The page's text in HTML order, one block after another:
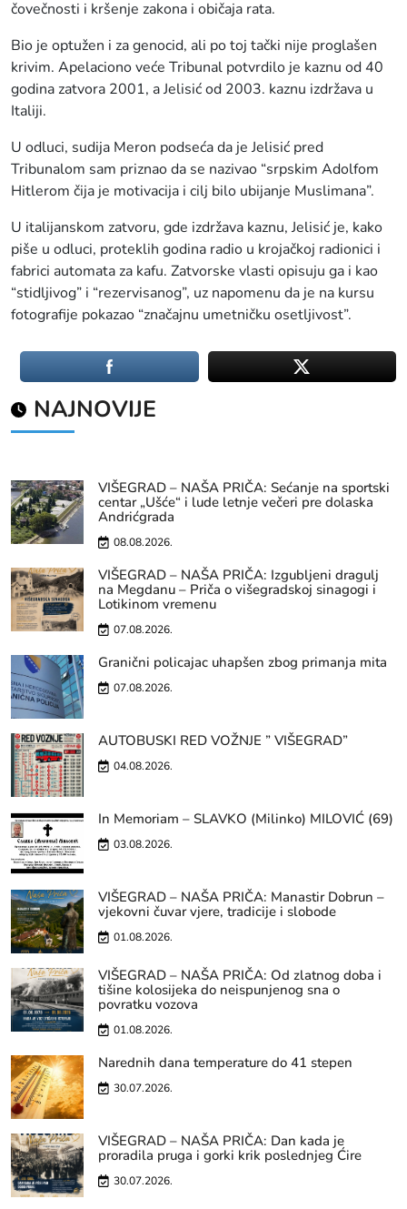
čovečnosti i kršenje zakona i običaja rata.
Bio je optužen i za genocid, ali po toj tački nije proglašen
krivim. Apelaciono veće Tribunal potvrdilo je kaznu od 40
godina zatvora 2001, a Jelisić od 2003. kaznu izdržava u
Italiji.
U odluci, sudija Meron podseća da je Jelisić pred
Tribunalom sam priznao da se nazivao “srpskim Adolfom
Hitlerom čija je motivacija i cilj bilo ubijanje Muslimana”.
U italijanskom zatvoru, gde izdržava kaznu, Jelisić je, kako
piše u odluci, proteklih godina radio u krojačkoj radionici i
fabrici automata za kafu. Zatvorske vlasti opisuju ga i kao
“stidljivog” i “rezervisanog”, uz napomenu da je na kursu
fotografije pokazao “značajnu umetničku osetljivost”.
NAJNOVIJE
VIŠEGRAD – NAŠA PRIČA: Sećanje na sportski
centar „Ušće“ i lude letnje večeri pre dolaska
Andrićgrada
08.08.2026.
VIŠEGRAD – NAŠA PRIČA: Izgubljeni dragulj
na Megdanu – Priča o višegradskoj sinagogi i
Lotikinom vremenu
07.08.2026.
Granični policajac uhapšen zbog primanja mita
07.08.2026.
AUTOBUSKI RED VOŽNJE ” VIŠEGRAD”
04.08.2026.
In Memoriam – SLAVKO (Milinko) MILOVIĆ (69)
03.08.2026.
VIŠEGRAD – NAŠA PRIČA: Manastir Dobrun –
vjekovni čuvar vjere, tradicije i slobode
01.08.2026.
VIŠEGRAD – NAŠA PRIČA: Od zlatnog doba i
tišine kolosijeka do neispunjenog sna o
povratku vozova
01.08.2026.
Narednih dana temperature do 41 stepen
30.07.2026.
VIŠEGRAD – NAŠA PRIČA: Dan kada je
proradila pruga i gorki krik poslednjeg Ćire
30.07.2026.